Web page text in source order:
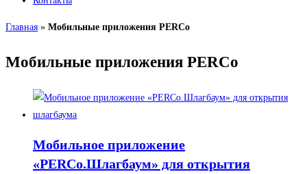
Главная » Мобильные приложения PERCo
Мобильные приложения PERCo
Мобильное приложение
«PERCo.Шлагбаум» для открытия